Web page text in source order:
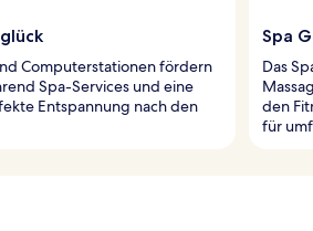
Computerstationen fördern
Spa-Services und eine
Entspannung nach den
Spa
Das
den
für